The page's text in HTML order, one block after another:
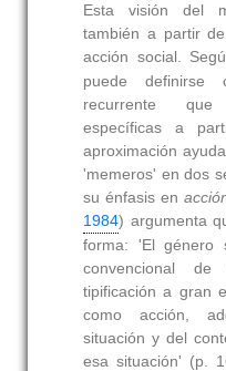
Esta visión del
también a partir
acción social.
puede definirse
recurrente que
específicas a
aproximación
'memeros' en dos
su énfasis en
1984) argumenta
forma: 'El género
convencional
tipificación a gran
como acción,
situación y del
esa situación' (p.